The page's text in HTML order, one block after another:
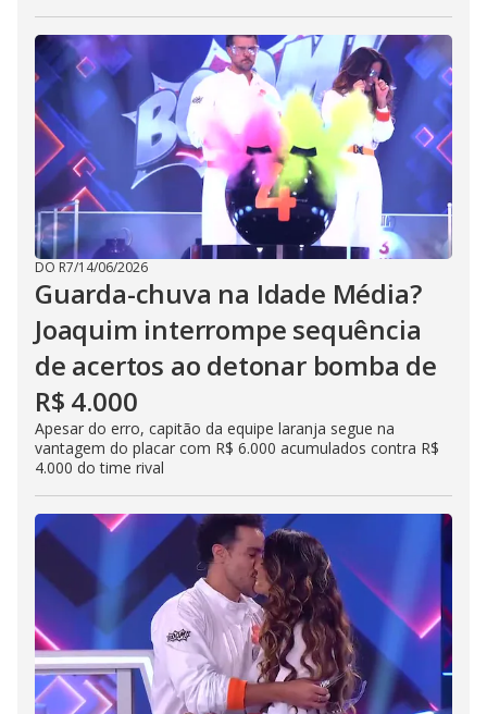
DO R7/14/06/2026
Guarda-chuva na Idade Média?
Joaquim interrompe sequência
de acertos ao detonar bomba de
R$ 4.000
Apesar do erro, capitão da equipe laranja segue na
vantagem do placar com R$ 6.000 acumulados contra R$
4.000 do time rival